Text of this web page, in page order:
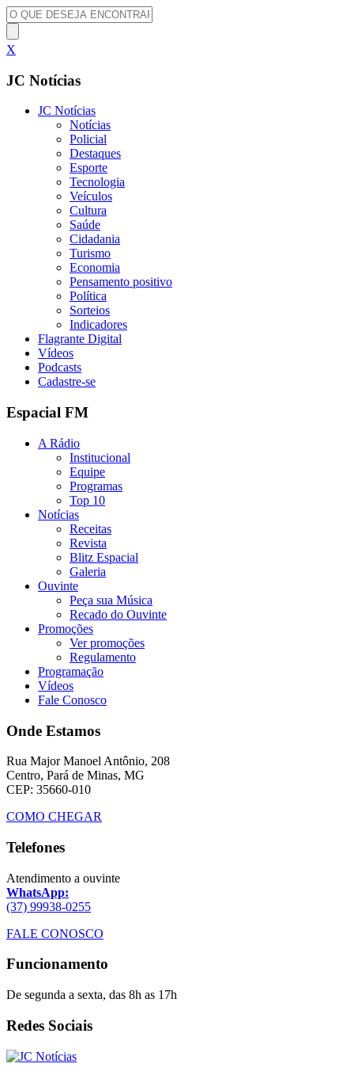
X
JC Notícias
JC Notícias
Notícias
Policial
Destaques
Esporte
Tecnologia
Veículos
Cultura
Saúde
Cidadania
Turismo
Economia
Pensamento positivo
Política
Sorteios
Indicadores
Flagrante Digital
Vídeos
Podcasts
Cadastre-se
Espacial FM
A Rádio
Institucional
Equipe
Programas
Top 10
Notícias
Receitas
Revista
Blitz Espacial
Galeria
Ouvinte
Peça sua Música
Recado do Ouvinte
Promoções
Ver promoções
Regulamento
Programação
Vídeos
Fale Conosco
Onde Estamos
Rua Major Manoel Antônio, 208
Centro, Pará de Minas, MG
CEP: 35660-010
COMO CHEGAR
Telefones
Atendimento a ouvinte
WhatsApp:
(37) 99938-0255
FALE CONOSCO
Funcionamento
De segunda a sexta, das 8h as 17h
Redes Sociais